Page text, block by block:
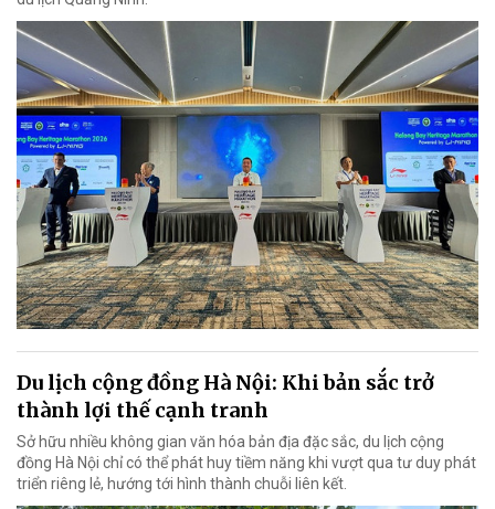
Du lịch cộng đồng Hà Nội: Khi bản sắc trở
thành lợi thế cạnh tranh
Sở hữu nhiều không gian văn hóa bản địa đặc sắc, du lịch cộng
đồng Hà Nội chỉ có thể phát huy tiềm năng khi vượt qua tư duy phát
triển riêng lẻ, hướng tới hình thành chuỗi liên kết.